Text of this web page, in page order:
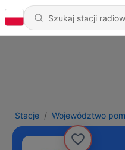
Stacje Województwo